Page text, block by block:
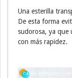
Una esterilla
De esta forma
sudorosa, ya que
con más rapidez.